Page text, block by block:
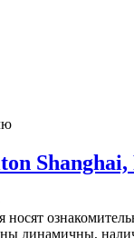
Shanghai,
динамичны,